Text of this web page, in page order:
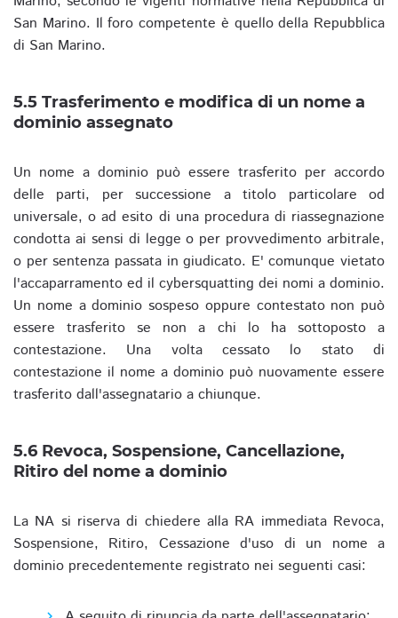
San Marino. Il foro competente è quello della Repubblica
di San Marino.
5.5 Trasferimento e modifica di un nome a
dominio assegnato
Un nome a dominio può essere trasferito per accordo
delle parti, per successione a titolo particolare od
universale, o ad esito di una procedura di riassegnazione
condotta ai sensi di legge o per provvedimento arbitrale,
o per sentenza passata in giudicato. E' comunque vietato
l'accaparramento ed il cybersquatting dei nomi a dominio.
Un nome a dominio sospeso oppure contestato non può
essere trasferito se non a chi lo ha sottoposto a
contestazione. Una volta cessato lo stato di
contestazione il nome a dominio può nuovamente essere
trasferito dall'assegnatario a chiunque.
5.6 Revoca, Sospensione, Cancellazione,
Ritiro del nome a dominio
La NA si riserva di chiedere alla RA immediata Revoca,
Sospensione, Ritiro, Cessazione d'uso di un nome a
dominio precedentemente registrato nei seguenti casi: